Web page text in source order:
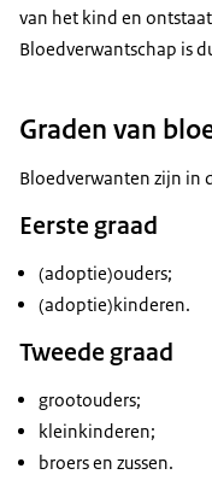
van het kind en
Bloedverwantschap is
Graden van
Bloedverwanten zijn in
Eerste graad
(adoptie)ouders;
(adoptie)kinderen.
Tweede graad
grootouders;
kleinkinderen;
broers en zussen.